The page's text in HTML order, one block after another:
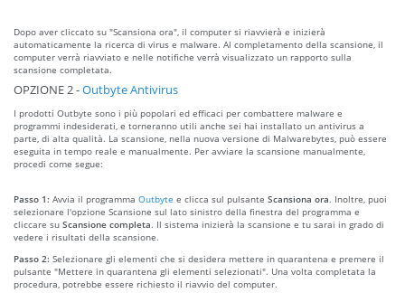
Dopo aver cliccato su "Scansiona ora", il computer si riavvierà e inizierà
automaticamente la ricerca di virus e malware. Al completamento della scansione, il
computer verrà riavviato e nelle notifiche verrà visualizzato un rapporto sulla
scansione completata.
OPZIONE 2 -Outbyte Antivirus
I prodotti Outbyte sono i più popolari ed efficaci per combattere malware e
programmi indesiderati, e torneranno utili anche sei hai installato un antivirus a
parte, di alta qualità. La scansione, nella nuova versione di Malwarebytes, può essere
eseguita in tempo reale e manualmente. Per avviare la scansione manualmente,
procedi come segue:
Passo 1: Avvia il programma Outbyte e clicca sul pulsante Scansiona ora. Inoltre, puoi
selezionare l'opzione Scansione sul lato sinistro della finestra del programma e
cliccare su Scansione completa. Il sistema inizierà la scansione e tu sarai in grado di
vedere i risultati della scansione.
Passo 2: Selezionare gli elementi che si desidera mettere in quarantena e premere il
pulsante "Mettere in quarantena gli elementi selezionati". Una volta completata la
procedura, potrebbe essere richiesto il riavvio del computer.